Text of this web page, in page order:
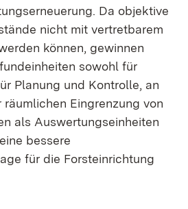
Da objektive
nicht mit vertretbarem
können, gewinnen
sowohl für
Planung und Kontrolle, an
Eingrenzung von
als Auswertungseinheiten
bessere
für die Forsteinrichtung